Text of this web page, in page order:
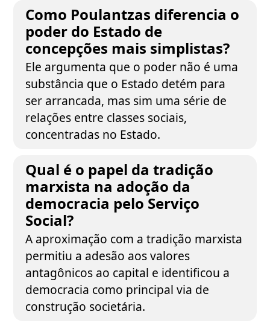
Como Poulantzas diferencia o
poder do Estado de
concepções mais simplistas?
Ele argumenta que o poder não é uma
substância que o Estado detém para
ser arrancada, mas sim uma série de
relações entre classes sociais,
concentradas no Estado.
Qual é o papel da tradição
marxista na adoção da
democracia pelo Serviço
Social?
A aproximação com a tradição marxista
permitiu a adesão aos valores
antagônicos ao capital e identificou a
democracia como principal via de
construção societária.